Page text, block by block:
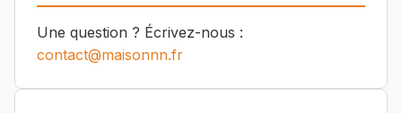
Une question ? Écrivez-nous :
contact@maisonnn.fr